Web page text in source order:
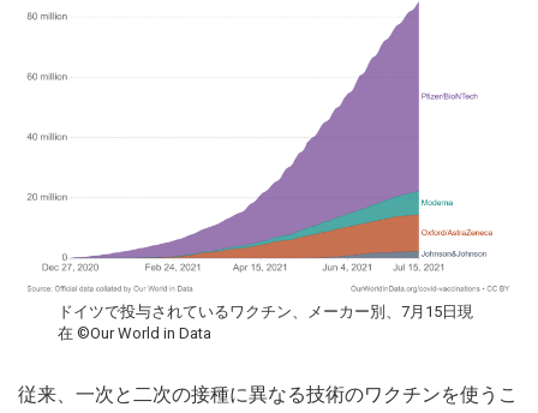
ドイツで投与されているワクチン、メーカー別、7月15日現
在 ©Our World in Data
従来、一次と二次の接種に異なる技術のワクチンを使うこ